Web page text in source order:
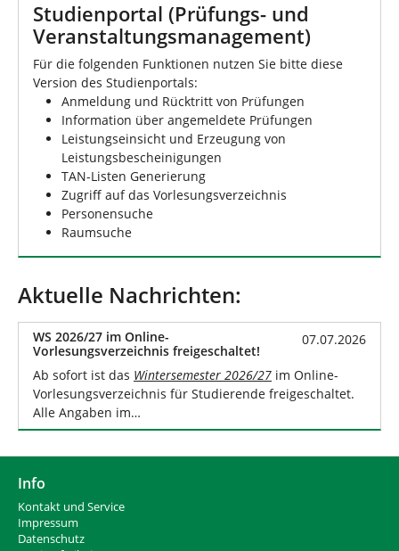
Studienportal (Prüfungs- und
Veranstaltungsmanagement)
Für die folgenden Funktionen nutzen Sie bitte diese
Version des Studienportals:
Anmeldung und Rücktritt von Prüfungen
Information über angemeldete Prüfungen
Leistungseinsicht und Erzeugung von
Leistungsbescheinigungen
TAN-Listen Generierung
Zugriff auf das Vorlesungsverzeichnis
Personensuche
Raumsuche
Aktuelle Nachrichten:
07.07.2026
WS 2026/27 im Online-
Vorlesungsverzeichnis freigeschaltet!
Ab sofort ist das Wintersemester 2026/27 im Online-
Vorlesungsverzeichnis für Studierende freigeschaltet.
Alle Angaben im…
Info
Kontakt und Service
Impressum
Datenschutz